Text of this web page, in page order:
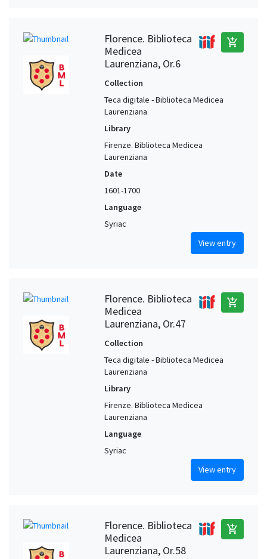
Florence. Biblioteca
Medicea
Laurenziana, Or.6
add_shopping_cart
Collection
Teca digitale - Biblioteca Medicea
Laurenziana
Library
Firenze. Biblioteca Medicea
Laurenziana
Date
1601-1700
Language
Syriac
View entry
Florence. Biblioteca
Medicea
Laurenziana, Or.47
add_shopping_cart
Collection
Teca digitale - Biblioteca Medicea
Laurenziana
Library
Firenze. Biblioteca Medicea
Laurenziana
Language
Syriac
View entry
Florence. Biblioteca
Medicea
Laurenziana, Or.58
add_shopping_cart